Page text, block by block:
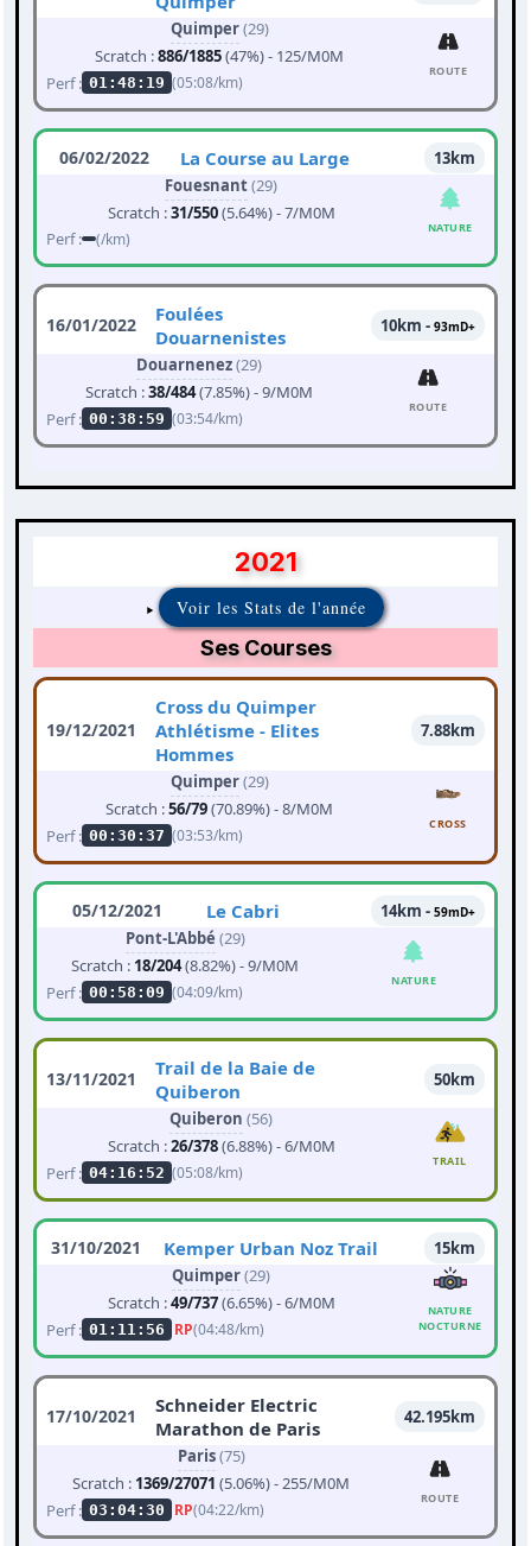
Quimper(29)
Scratch :886/1885(47%) - 125/M0M
Perf : 01:48:19 (05:08/km)
ROUTE
06/02/2022 La Course au Large
13km
Fouesnant(29)
Scratch :31/550(5.64%) - 7/M0M
Perf :
(/km)
NATURE
16/01/2022
Foulées
Douarnenistes
10km - 93mD+
Douarnenez(29)
Scratch :38/484(7.85%) - 9/M0M
Perf : 00:38:59 (03:54/km)
ROUTE
2021
Voir les Stats de l'année
Ses Courses
19/12/2021
Cross du Quimper
Athlétisme - Elites
Hommes
7.88km
Quimper(29)
Scratch :56/79(70.89%) - 8/M0M
Perf : 00:30:37 (03:53/km)
CROSS
05/12/2021 Le Cabri 14km - 59mD+
Pont-L'Abbé (29)
Scratch : 18/204(8.82%) - 9/M0M
Perf : 00:58:09 (04:09/km)
NATURE
13/11/2021
Trail de la Baie de
Quiberon
50km
Quiberon (56)
Scratch :26/378(6.88%) - 6/M0M
Perf : 04:16:52 (05:08/km)
TRAIL
31/10/2021 Kemper Urban Noz Trail
15km
Quimper(29)
Scratch :49/737(6.65%) - 6/M0M
Perf : 01:11:56 RP(04:48/km)
NATURE
NOCTURNE
17/10/2021
Schneider Electric
Marathon de Paris
42.195km
Paris(75)
Scratch : 1369/27071 (5.06%) - 255/M0M
Perf : 03:04:30 RP(04:22/km)
ROUTE